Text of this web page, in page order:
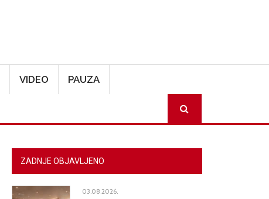
VIDEO PAUZA
ZADNJE OBJAVLJENO
03.08.2026.